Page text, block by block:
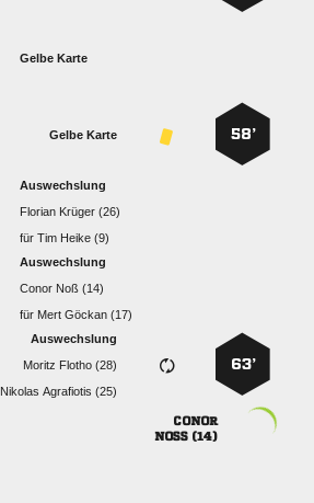
Gelbe Karte
58’
Gelbe Karte
Auswechslung
  
für  
Auswechslung
  
für   
63’
Auswechslung
  
  

 